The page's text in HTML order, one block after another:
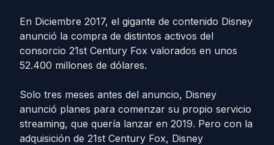
En Diciembre 2017, el gigante de contenido Disney
anunció la compra de distintos activos del
consorcio 21st Century Fox valorados en unos
52.400 millones de dólares.
Solo tres meses antes del anuncio, Disney
anunció planes para comenzar su propio servicio
streaming, que quería lanzar en 2019. Pero con la
adquisición de 21st Century Fox, Disney